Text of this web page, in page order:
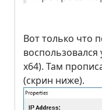
Вот только что
x64). Там
(скрин ниже).